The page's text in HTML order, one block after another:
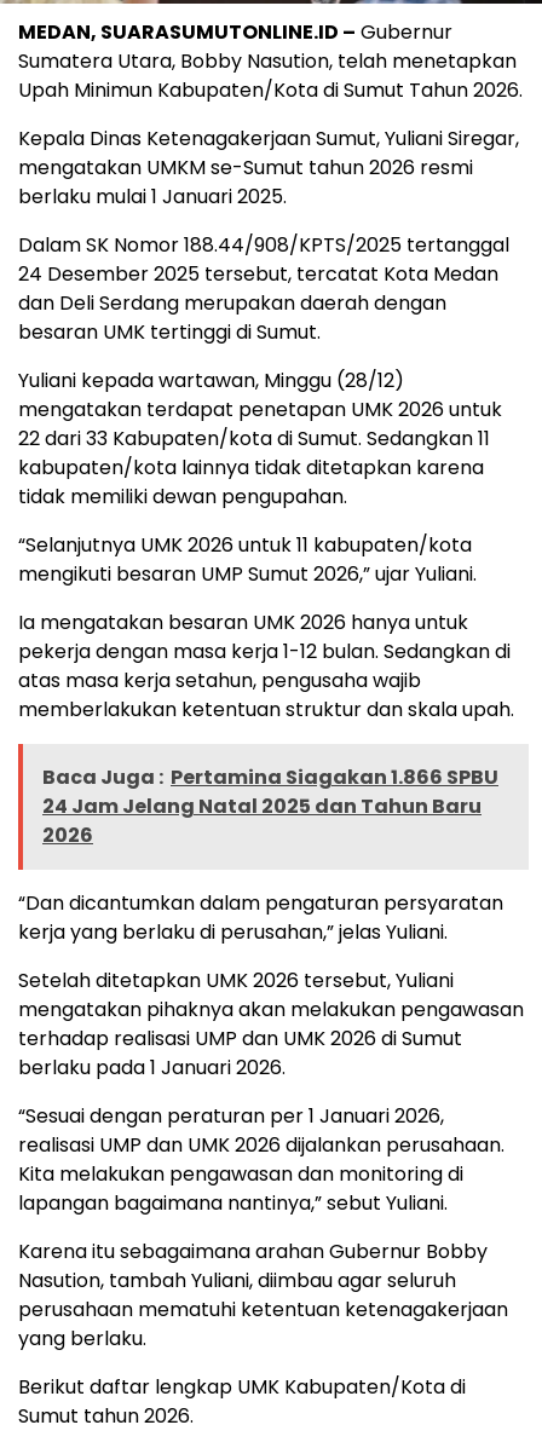
MEDAN, SUARASUMUTONLINE.ID – Gubernur
Sumatera Utara, Bobby Nasution, telah menetapkan
Upah Minimun Kabupaten/Kota di Sumut Tahun 2026.
Kepala Dinas Ketenagakerjaan Sumut, Yuliani Siregar,
mengatakan UMKM se-Sumut tahun 2026 resmi
berlaku mulai 1 Januari 2025.
Dalam SK Nomor 188.44/908/KPTS/2025 tertanggal
24 Desember 2025 tersebut, tercatat Kota Medan
dan Deli Serdang merupakan daerah dengan
besaran UMK tertinggi di Sumut.
Yuliani kepada wartawan, Minggu (28/12)
mengatakan terdapat penetapan UMK 2026 untuk
22 dari 33 Kabupaten/kota di Sumut. Sedangkan 11
kabupaten/kota lainnya tidak ditetapkan karena
tidak memiliki dewan pengupahan.
“Selanjutnya UMK 2026 untuk 11 kabupaten/kota
mengikuti besaran UMP Sumut 2026,” ujar Yuliani.
Ia mengatakan besaran UMK 2026 hanya untuk
pekerja dengan masa kerja 1-12 bulan. Sedangkan di
atas masa kerja setahun, pengusaha wajib
memberlakukan ketentuan struktur dan skala upah.
Baca Juga : Pertamina Siagakan 1.866 SPBU
24 Jam Jelang Natal 2025 dan Tahun Baru
2026
“Dan dicantumkan dalam pengaturan persyaratan
kerja yang berlaku di perusahan,” jelas Yuliani.
Setelah ditetapkan UMK 2026 tersebut, Yuliani
mengatakan pihaknya akan melakukan pengawasan
terhadap realisasi UMP dan UMK 2026 di Sumut
berlaku pada 1 Januari 2026.
“Sesuai dengan peraturan per 1 Januari 2026,
realisasi UMP dan UMK 2026 dijalankan perusahaan.
Kita melakukan pengawasan dan monitoring di
lapangan bagaimana nantinya,” sebut Yuliani.
Karena itu sebagaimana arahan Gubernur Bobby
Nasution, tambah Yuliani, diimbau agar seluruh
perusahaan mematuhi ketentuan ketenagakerjaan
yang berlaku.
Berikut daftar lengkap UMK Kabupaten/Kota di
Sumut tahun 2026.